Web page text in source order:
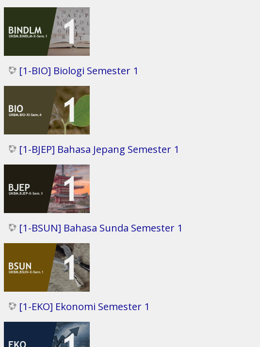
[1-BIO] Biologi Semester 1
[1-BJEP] Bahasa Jepang Semester 1
[1-BSUN] Bahasa Sunda Semester 1
[1-EKO] Ekonomi Semester 1